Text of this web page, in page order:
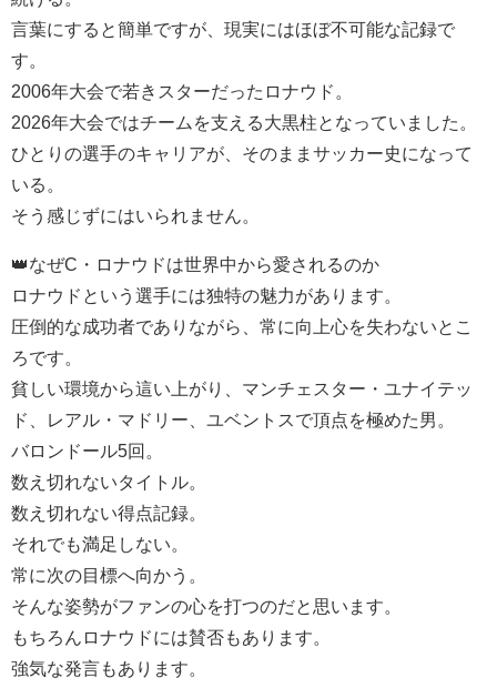
言葉にすると簡単ですが、現実にはほぼ不可能な記録で
す。
2006年大会で若きスターだったロナウド。
2026年大会ではチームを支える大黒柱となっていました。
ひとりの選手のキャリアが、そのままサッカー史になって
いる。
そう感じずにはいられません。
👑なぜC・ロナウドは世界中から愛されるのか
ロナウドという選手には独特の魅力があります。
圧倒的な成功者でありながら、常に向上心を失わないとこ
ろです。
貧しい環境から這い上がり、マンチェスター・ユナイテッ
ド、レアル・マドリー、ユベントスで頂点を極めた男。
バロンドール5回。
数え切れないタイトル。
数え切れない得点記録。
それでも満足しない。
常に次の目標へ向かう。
そんな姿勢がファンの心を打つのだと思います。
もちろんロナウドには賛否もあります。
強気な発言もあります。